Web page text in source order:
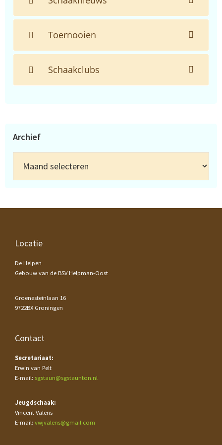
Toernooien
Schaakclubs
Archief
Footer
Locatie
De Helpen
Gebouw van de BSV Helpman-Oost
Groenesteinlaan 16
9722BX Groningen
Contact
Secretariaat:
Erwin van Pelt
E-mail: sgstaun@sgstaunton.nl
Jeugdschaak:
Vincent Valens
E-mail: vwjvalens@gmail.com